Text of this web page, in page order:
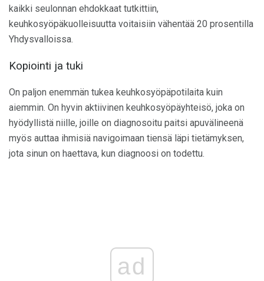
kaikki seulonnan ehdokkaat tutkittiin,
keuhkosyöpäkuolleisuutta voitaisiin vähentää 20 prosentilla
Yhdysvalloissa.
Kopiointi ja tuki
On paljon enemmän tukea keuhkosyöpäpotilaita kuin
aiemmin. On hyvin aktiivinen keuhkosyöpäyhteisö, joka on
hyödyllistä niille, joille on diagnosoitu paitsi apuvälineenä
myös auttaa ihmisiä navigoimaan tiensä läpi tietämyksen,
jota sinun on haettava, kun diagnoosi on todettu.
ad